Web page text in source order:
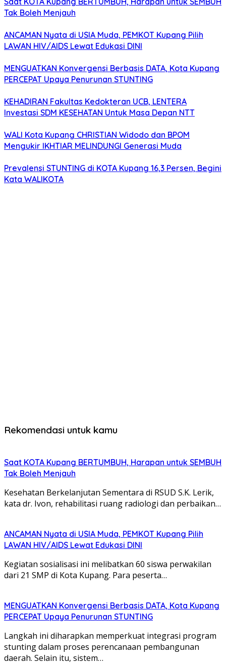
Tak Boleh Menjauh
ANCAMAN Nyata di USIA Muda, PEMKOT Kupang Pilih
LAWAN HIV/AIDS Lewat Edukasi DINI
MENGUATKAN Konvergensi Berbasis DATA, Kota Kupang
PERCEPAT Upaya Penurunan STUNTING
KEHADIRAN Fakultas Kedokteran UCB, LENTERA
Investasi SDM KESEHATAN Untuk Masa Depan NTT
WALI Kota Kupang CHRISTIAN Widodo dan BPOM
Mengukir IKHTIAR MELINDUNGI Generasi Muda
Prevalensi STUNTING di KOTA Kupang 16,3 Persen, Begini
Kata WALIKOTA
Rekomendasi untuk kamu
Saat KOTA Kupang BERTUMBUH, Harapan untuk SEMBUH
Tak Boleh Menjauh
Kesehatan Berkelanjutan Sementara di RSUD S.K. Lerik,
kata dr. Ivon, rehabilitasi ruang radiologi dan perbaikan…
ANCAMAN Nyata di USIA Muda, PEMKOT Kupang Pilih
LAWAN HIV/AIDS Lewat Edukasi DINI
Kegiatan sosialisasi ini melibatkan 60 siswa perwakilan
dari 21 SMP di Kota Kupang. Para peserta…
MENGUATKAN Konvergensi Berbasis DATA, Kota Kupang
PERCEPAT Upaya Penurunan STUNTING
Langkah ini diharapkan memperkuat integrasi program
stunting dalam proses perencanaan pembangunan
daerah. Selain itu, sistem…